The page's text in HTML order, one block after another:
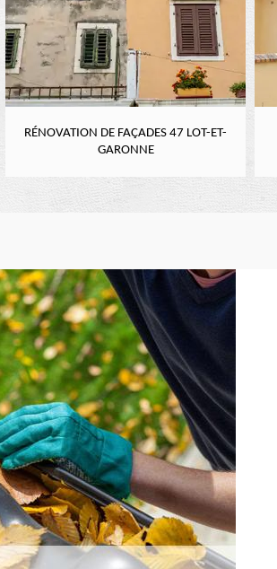
RÉNOVATION DE FAÇADES 47 LOT-ET-
GARONNE